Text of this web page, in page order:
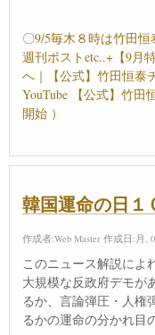
〇9/5毎木８時は竹田恒
週刊ポストetc..+【9月
へ｜【公式】竹田恒泰
YouTube 【公式】竹田
開始 ）
韓国運命の日１
作成者:Web Master 作成日:月,
このニュース解説によ
大規模な反政府デモが
るか、言論弾圧・人権
るかの運命の分かれ目